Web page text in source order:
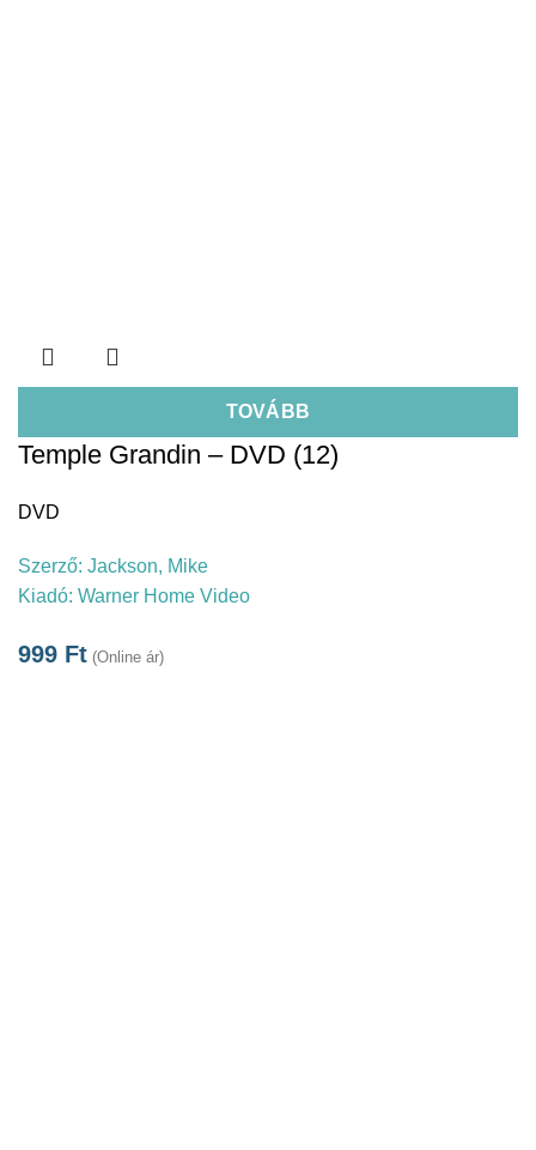
TOVÁBB
Temple Grandin – DVD (12)
DVD
Szerző: Jackson, Mike
Kiadó: Warner Home Video
999 Ft (Online ár)